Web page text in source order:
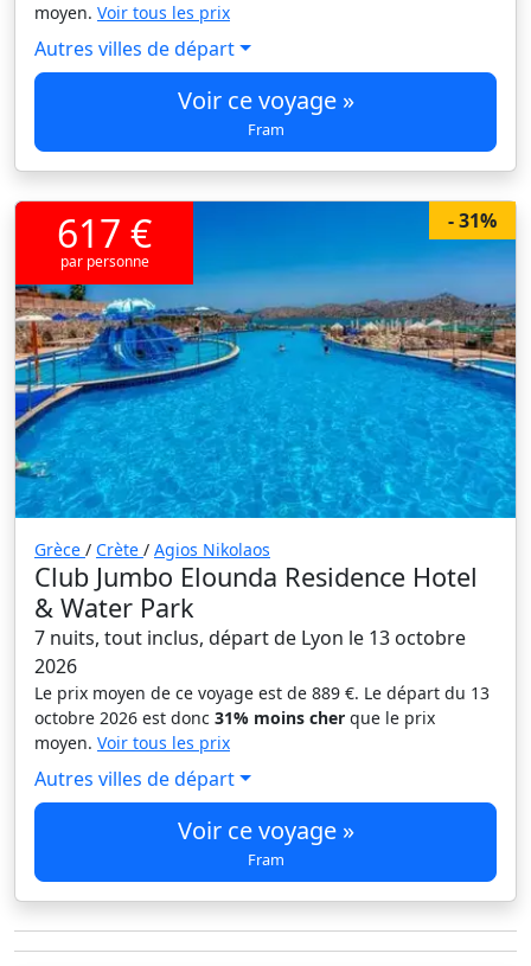
moyen. Voir tous les prix
Autres villes de départ
Voir ce voyage »
Fram
- 31%
617 €
par personne
Grèce / Crète / Agios Nikolaos
Club Jumbo Elounda Residence Hotel
& Water Park
7 nuits, tout inclus, départ de Lyon le 13 octobre
2026
Le prix moyen de ce voyage est de 889 €. Le départ du 13
octobre 2026 est donc 31% moins cher que le prix
moyen. Voir tous les prix
Autres villes de départ
Voir ce voyage »
Fram